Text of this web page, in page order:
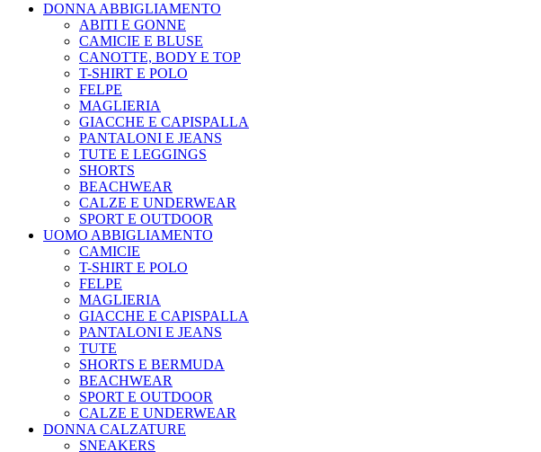
DONNA ABBIGLIAMENTO
ABITI E GONNE
CAMICIE E BLUSE
CANOTTE, BODY E TOP
T-SHIRT E POLO
FELPE
MAGLIERIA
GIACCHE E CAPISPALLA
PANTALONI E JEANS
TUTE E LEGGINGS
SHORTS
BEACHWEAR
CALZE E UNDERWEAR
SPORT E OUTDOOR
UOMO ABBIGLIAMENTO
CAMICIE
T-SHIRT E POLO
FELPE
MAGLIERIA
GIACCHE E CAPISPALLA
PANTALONI E JEANS
TUTE
SHORTS E BERMUDA
BEACHWEAR
SPORT E OUTDOOR
CALZE E UNDERWEAR
DONNA CALZATURE
SNEAKERS